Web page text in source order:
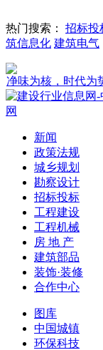
热门搜索： 招标投
筑信息化 建筑电气
为势：森谷净味
新闻
政策法规
城乡规划
勘察设计
招标投标
工程建设
工程机械
房 地 产
建筑部品
装饰·装修
合作中心
图库
中国城镇
环保科技